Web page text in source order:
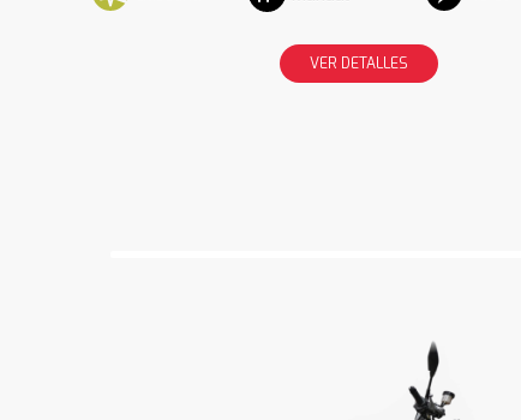
VER DETALLES